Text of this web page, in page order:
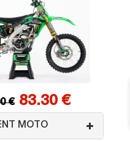
€ 83.30 €
MOTO